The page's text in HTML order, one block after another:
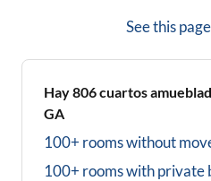
See this
Hay806cuartos
GA
100+ rooms without
100+ rooms with private